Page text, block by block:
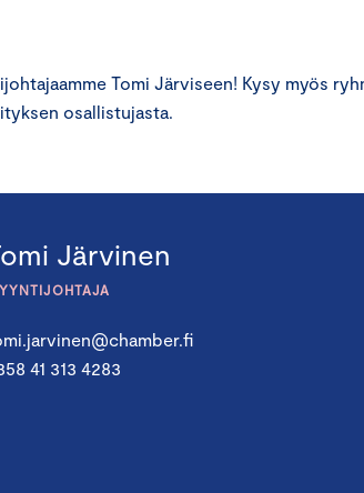
Tomi Järviseen! Kysy myös
osallistujasta.
Järvinen
41 313 4283